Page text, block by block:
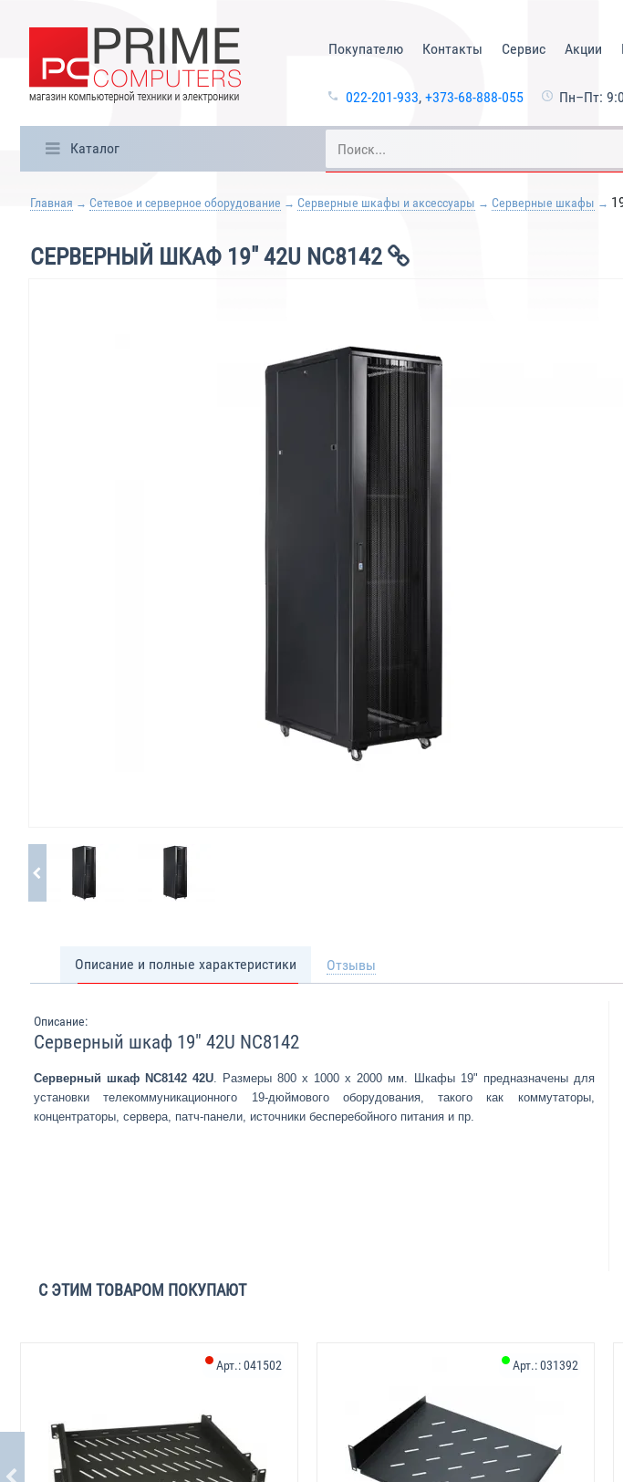
Покупателю Контакты Сервис Акции
022-201-933, +373-68-888-055 Пн–Пт:
Каталог
Главная Сетевое и серверное оборудование Серверные шкафы и аксессуары Серверные шкафы
СЕРВЕРНЫЙ ШКАФ 19" 42U NC8142
Описание и полные характеристики Отзывы
Описание:
Серверный шкаф 19" 42U NC8142
Серверный шкаф NC8142 42U. Размеры 800 х 1000 х 2000 мм. Шкафы 19" предназначены для
установки телекоммуникационного 19-дюймового оборудования, такого как коммутаторы,
концентраторы, сервера, патч-панели, источники бесперебойного питания и пр.
С ЭТИМ ТОВАРОМ ПОКУПАЮТ
Арт.:041502 Арт.:031392